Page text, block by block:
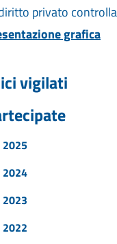
privato
grafica
vigilati
2025
2024